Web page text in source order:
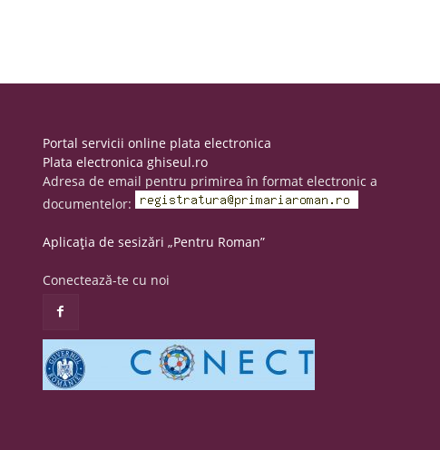
Portal servicii online plata electronica
Plata electronica ghiseul.ro
Adresa de email pentru primirea în format electronic a
documentelor:
Aplicația de sesizări „Pentru Roman”
Conectează-te cu noi